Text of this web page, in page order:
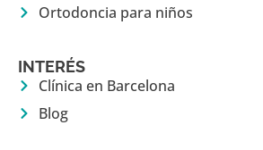
Ortodoncia para niños
INTERÉS
Clínica en Barcelona
Blog